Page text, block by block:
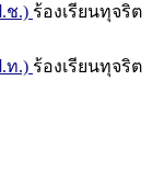
ช.) ร้องเรียนทุจริต
ท.) ร้องเรียนทุจริต